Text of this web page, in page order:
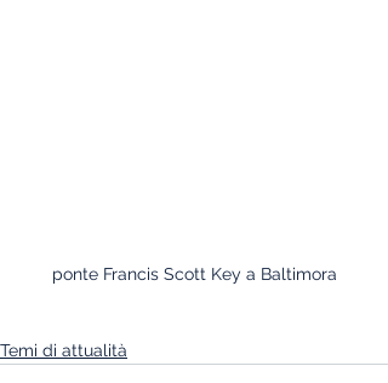
ponte Francis Scott Key a Baltimora
Temi di attualità